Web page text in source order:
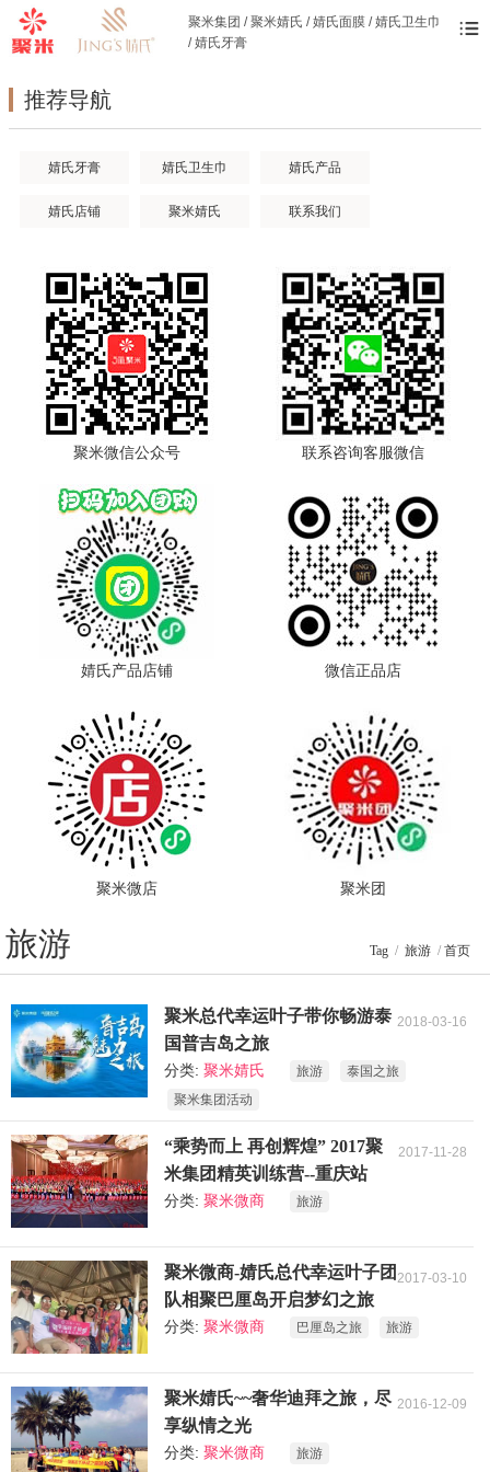
聚米集团 / 聚米婧氏 / 婧氏面膜 / 婧氏卫生巾
/ 婧氏牙膏
推荐导航
婧氏牙膏 婧氏卫生巾 婧氏产品
婧氏店铺 聚米婧氏 联系我们
聚米微信公众号 联系咨询客服微信
婧氏产品店铺 微信正品店
聚米微店 聚米团
Tag / 旅游 / 首页
旅游
2018-03-16
聚米总代幸运叶子带你畅游泰
国普吉岛之旅
分类: 聚米婧氏 旅游
泰国之旅
聚米集团活动
2017-11-28
“乘势而上 再创辉煌” 2017聚
米集团精英训练营--重庆站
分类: 聚米微商 旅游
2017-03-10
聚米微商-婧氏总代幸运叶子团
队相聚巴厘岛开启梦幻之旅
分类: 聚米微商 巴厘岛之旅 旅游
2016-12-09
聚米婧氏~~奢华迪拜之旅，尽
享纵情之光
分类: 聚米微商 旅游